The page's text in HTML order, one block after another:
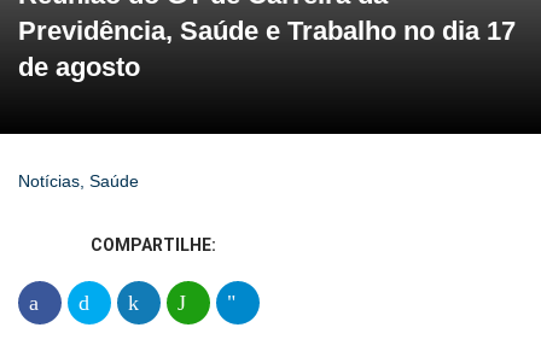
Previdência, Saúde e Trabalho no dia 17
de agosto
Notícias, Saúde
COMPARTILHE: